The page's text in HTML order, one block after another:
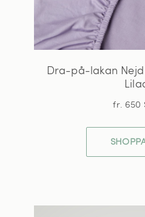
Dra-på-lakan
fr. 650